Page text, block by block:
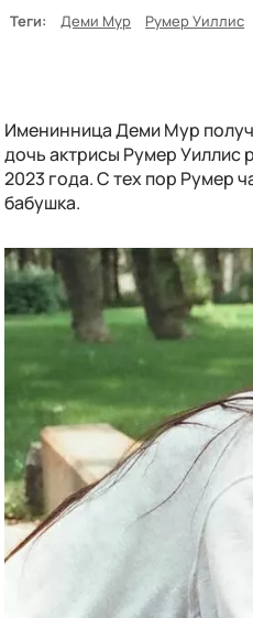
Теги:
Деми Мур Румер Уиллис
Именинница Деми Мур
дочь актрисы Румер Уиллис
2023 года. С тех пор Румер
бабушка.